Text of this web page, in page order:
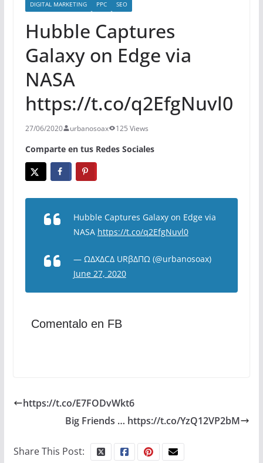
DIGITAL MARKETING PPC SEO
Hubble Captures
Galaxy on Edge via
NASA
https://t.co/q2EfgNuvl0
27/06/2020 urbanosoax 125 Views
Comparte en tus Redes Sociales
Hubble Captures Galaxy on Edge via
NASA https://t.co/q2EfgNuvl0
— ΩΔXΔCΔ URβΔΠΩ (@urbanosoax)
June 27, 2020
Comentalo en FB
https://t.co/E7FODvWkt6
Big Friends … https://t.co/YzQ12VP2bM
Share This Post: